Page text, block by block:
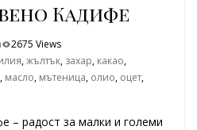
Кадифе
2675 Views
,жълтък, захар, какао,
, масло, мътеница, олио, оцет,
– радост за малки и големи